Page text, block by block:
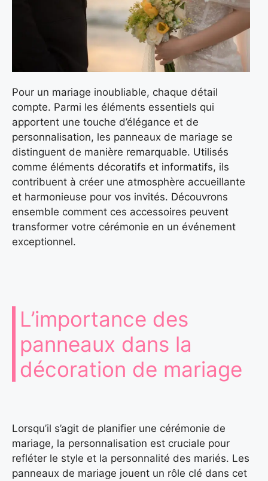
Pour un mariage inoubliable, chaque détail
compte. Parmi les éléments essentiels qui
apportent une touche d’élégance et de
personnalisation, les panneaux de mariage se
distinguent de manière remarquable. Utilisés
comme éléments décoratifs et informatifs, ils
contribuent à créer une atmosphère accueillante
et harmonieuse pour vos invités. Découvrons
ensemble comment ces accessoires peuvent
transformer votre cérémonie en un événement
exceptionnel.
L’importance des
panneaux dans la
décoration de mariage
Lorsqu’il s’agit de planifier une cérémonie de
mariage, la personnalisation est cruciale pour
refléter le style et la personnalité des mariés. Les
panneaux de mariage jouent un rôle clé dans cet